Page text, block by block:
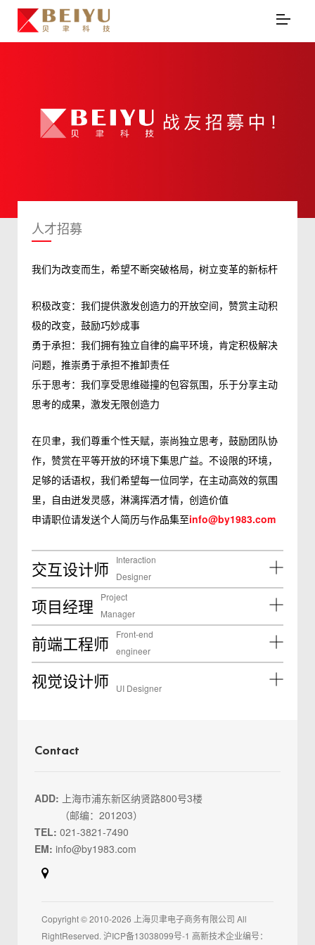
人才招募
我们为改变而生，希望不断突破格局，树立变革的新标杆
积极改变：我们提供激发创造力的开放空间，赞赏主动积
极的改变，鼓励巧妙成事
勇于承担：我们拥有独立自律的扁平环境，肯定积极解决
问题，推崇勇于承担不推卸责任
乐于思考：我们享受思维碰撞的包容氛围，乐于分享主动
思考的成果，激发无限创造力
在贝聿，我们尊重个性天赋，崇尚独立思考，鼓励团队协
作，赞赏在平等开放的环境下集思广益。不设限的环境，
足够的话语权，我们希望每一位同学，在主动高效的氛围
里，自由迸发灵感，淋漓挥洒才情，创造价值
申请职位请发送个人简历与作品集至info@by1983.com
交互设计师
Interaction
Designer
项目经理
Project
Manager
前端工程师
Front-end
engineer
视觉设计师 UI Designer
Contact
ADD: 上海市浦东新区纳贤路800号3楼
（邮编：201203）
TEL: 021-3821-7490
EM: info@by1983.com
Copyright © 2010-2026 上海贝聿电子商务有限公司 All
RightReserved. 沪ICP备13038099号-1 高新技术企业编号：